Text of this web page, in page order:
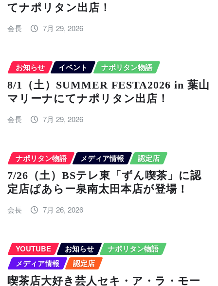
てナポリタン出店！
会長 7月 29, 2026
お知らせ イベント ナポリタン物語
8/1（土）SUMMER FESTA2026 in 葉山
マリーナにてナポリタン出店！
会長 7月 29, 2026
ナポリタン物語 メディア情報 認定店
7/26（土）BSテレ東「ずん喫茶」に認
定店ぱあらー泉南太田本店が登場！
会長 7月 26, 2026
YOUTUBE お知らせ
ナポリタン物語
メディア情報
認定店
喫茶店大好き芸人セキ・ア・ラ・モー